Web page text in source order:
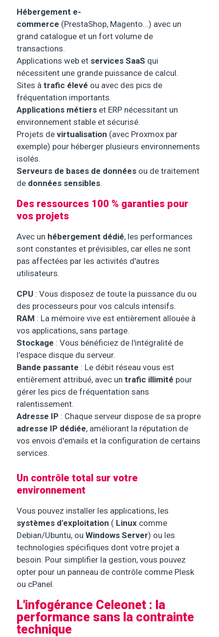
Hébergement e-
commerce (PrestaShop, Magento...) avec un
grand catalogue et un fort volume de
transactions.
Applications web et services SaaS qui
nécessitent une grande puissance de calcul.
Sites à trafic élevé ou avec des pics de
fréquentation importants.
Applications métiers et ERP nécessitant un
environnement stable et sécurisé.
Projets de virtualisation (avec Proxmox par
exemple) pour héberger plusieurs environnements
isolés.
Serveurs de bases de données ou de traitement
de données sensibles.
Des ressources 100 % garanties pour
vos projets
Avec un hébergement dédié, les performances
sont constantes et prévisibles, car elles ne sont
pas affectées par les activités d'autres
utilisateurs.
CPU : Vous disposez de toute la puissance du ou
des processeurs pour vos calculs intensifs.
RAM : La mémoire vive est entièrement allouée à
vos applications, sans partage.
Stockage : Vous bénéficiez de l'intégralité de
l'espace disque du serveur.
Bande passante : Le débit réseau vous est
entièrement attribué, avec un trafic illimité pour
gérer les pics de fréquentation sans
ralentissement.
Adresse IP : Chaque serveur dispose de sa propre
adresse IP dédiée, améliorant la réputation de
vos envois d'emails et la configuration de certains
services.
Un contrôle total sur votre
environnement
Vous pouvez installer les applications, les
systèmes d'exploitation ( Linux comme
Debian/Ubuntu, ou Windows Server) ou les
technologies spécifiques dont votre projet a
besoin. Pour simplifier la gestion, vous pouvez
opter pour un panneau de contrôle comme Plesk
ou cPanel.
L'infogérance Celeonet : la
performance sans la contrainte
technique